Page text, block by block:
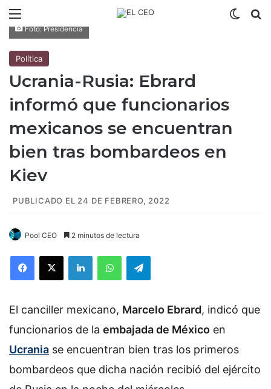
Foto: Presidencia
Política
Ucrania-Rusia: Ebrard
informó que funcionarios
mexicanos se encuentran
bien tras bombardeos en
Kiev
PUBLICADO EL 24 DE FEBRERO, 2022
Pool CEO 2 minutos de lectura
El canciller mexicano, Marcelo Ebrard, indicó que
funcionarios de la embajada de México en
Ucrania se encuentran bien tras los primeros
bombardeos que dicha nación recibió del ejército